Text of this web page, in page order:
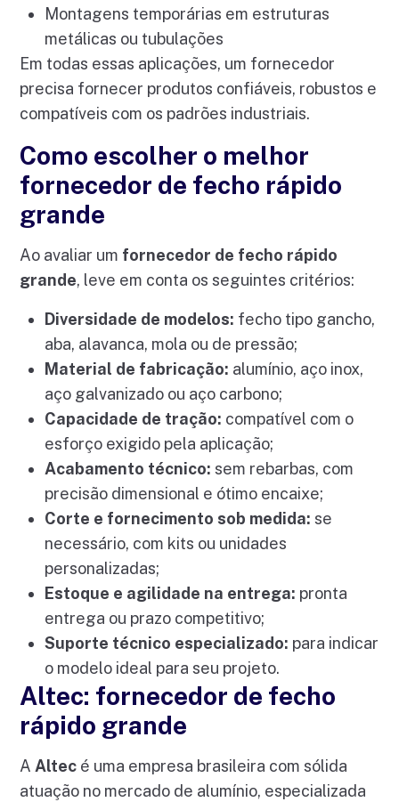
Montagens temporárias em estruturas
metálicas ou tubulações
Em todas essas aplicações, um fornecedor
precisa fornecer produtos confiáveis, robustos e
compatíveis com os padrões industriais.
Como escolher o melhor
fornecedor de fecho rápido
grande
Ao avaliar um fornecedor de fecho rápido
grande, leve em conta os seguintes critérios:
Diversidade de modelos: fecho tipo gancho,
aba, alavanca, mola ou de pressão;
Material de fabricação: alumínio, aço inox,
aço galvanizado ou aço carbono;
Capacidade de tração: compatível com o
esforço exigido pela aplicação;
Acabamento técnico: sem rebarbas, com
precisão dimensional e ótimo encaixe;
Corte e fornecimento sob medida: se
necessário, com kits ou unidades
personalizadas;
Estoque e agilidade na entrega: pronta
entrega ou prazo competitivo;
Suporte técnico especializado: para indicar
o modelo ideal para seu projeto.
Altec: fornecedor de fecho
rápido grande
AAltec é uma empresa brasileira com sólida
atuação no mercado de alumínio, especializada